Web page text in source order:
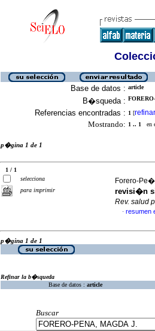
Base de datos : article
B�squeda :
Referencias encontradas : 1 [refinar
Mostrando: 1 .. 1 en
p�gina 1 de 1
1 / 1
selecciona
para imprimir
Forero-
revisi�n
Rev. salud
· resumen
p�gina 1 de 1
Refinar la b�squeda
Base de datos : article
Buscar